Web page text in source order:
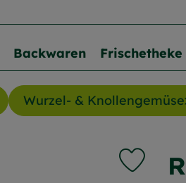
Backwaren Frischetheke
Wurzel- & Knollengemüse